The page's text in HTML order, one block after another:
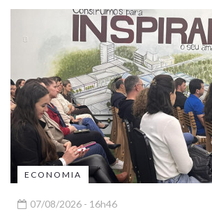
ECONOMIA
07/08/2026 - 16h46